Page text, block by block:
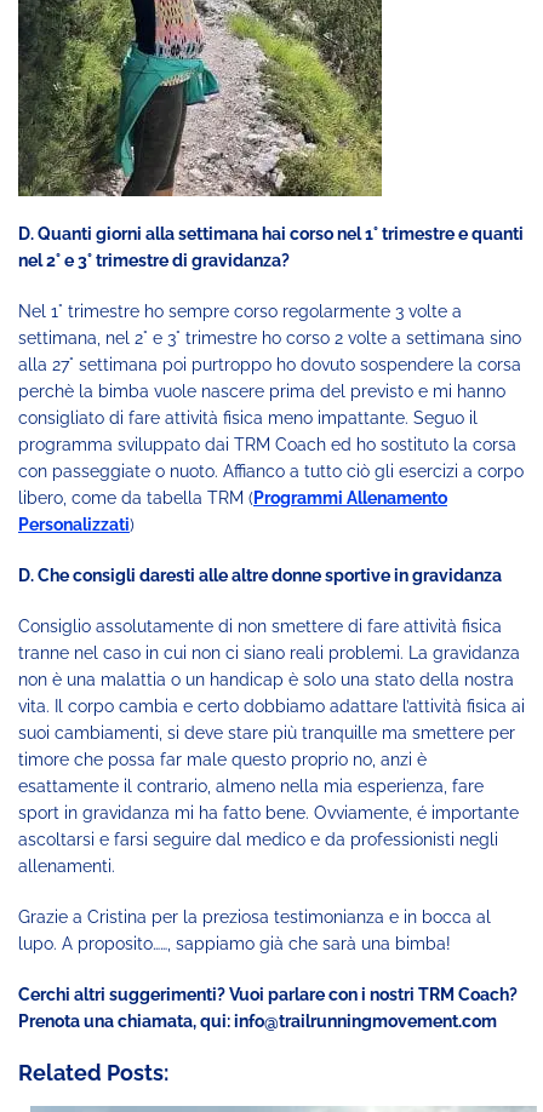
D. Quanti giorni alla settimana hai corso nel 1° trimestre e quanti
nel 2° e 3° trimestre di gravidanza?
Nel 1° trimestre ho sempre corso regolarmente 3 volte a
settimana, nel 2° e 3° trimestre ho corso 2 volte a settimana sino
alla 27° settimana poi purtroppo ho dovuto sospendere la corsa
perchè la bimba vuole nascere prima del previsto e mi hanno
consigliato di fare attività fisica meno impattante. Seguo il
programma sviluppato dai TRM Coach ed ho sostituto la corsa
con passeggiate o nuoto. Affianco a tutto ciò gli esercizi a corpo
libero, come da tabella TRM (Programmi Allenamento
Personalizzati)
D. Che consigli daresti alle altre donne sportive in gravidanza
Consiglio assolutamente di non smettere di fare attività fisica
tranne nel caso in cui non ci siano reali problemi. La gravidanza
non è una malattia o un handicap è solo una stato della nostra
vita. Il corpo cambia e certo dobbiamo adattare l’attività fisica ai
suoi cambiamenti, si deve stare più tranquille ma smettere per
timore che possa far male questo proprio no, anzi è
esattamente il contrario, almeno nella mia esperienza, fare
sport in gravidanza mi ha fatto bene. Ovviamente, é importante
ascoltarsi e farsi seguire dal medico e da professionisti negli
allenamenti.
Grazie a Cristina per la preziosa testimonianza e in bocca al
lupo. A proposito……, sappiamo già che sarà una bimba!
Cerchi altri suggerimenti? Vuoi parlare con i nostri TRM Coach?
Prenota una chiamata, qui: info@trailrunningmovement.com
Related Posts: